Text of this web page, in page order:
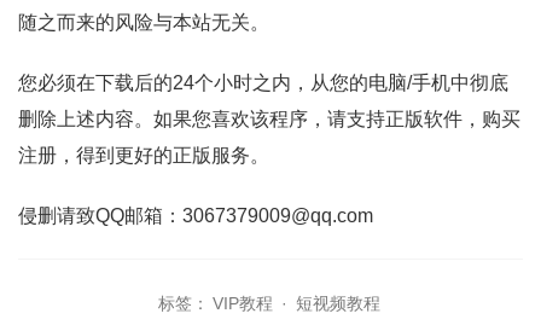
随之而来的风险与本站无关。
您必须在下载后的24个小时之内，从您的电脑/手机中彻底
删除上述内容。如果您喜欢该程序，请支持正版软件，购买
注册，得到更好的正版服务。
侵删请致QQ邮箱：3067379009@qq.com
标签： VIP教程 · 短视频教程